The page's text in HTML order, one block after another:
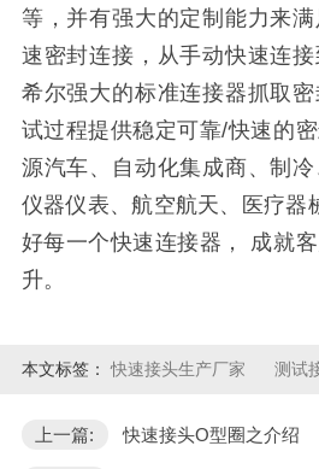
等，并有强大的定制能力来
速密封连接，从手动快速连
希尔强大的标准连接器抓取
试过程提供稳定可靠/快速的
源汽车、自动化集成商、制冷
仪器仪表、航空航天、医疗器
好每一个快速连接器， 成就
升。
本文标签： 快速接头生产厂家 测试
上一篇: 快速接头O型圈之介绍